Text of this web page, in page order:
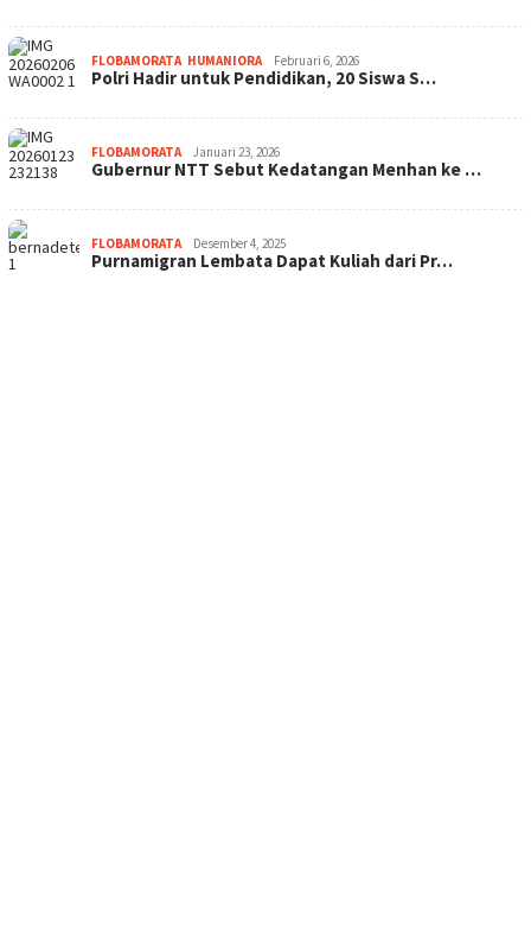
FLOBAMORATA, HUMANIORA Februari 6, 2026
Polri Hadir untuk Pendidikan, 20 Siswa S…
FLOBAMORATA Januari 23, 2026
Gubernur NTT Sebut Kedatangan Menhan ke …
FLOBAMORATA Desember 4, 2025
Purnamigran Lembata Dapat Kuliah dari Pr…